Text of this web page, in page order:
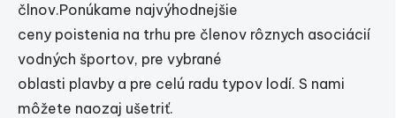
člnov.Ponúkame najvýhodnejšie
ceny poistenia na trhu pre členov rôznych asociácií
vodných športov, pre vybrané
oblasti plavby a pre celú radu typov lodí. S nami
môžete naozaj ušetriť.